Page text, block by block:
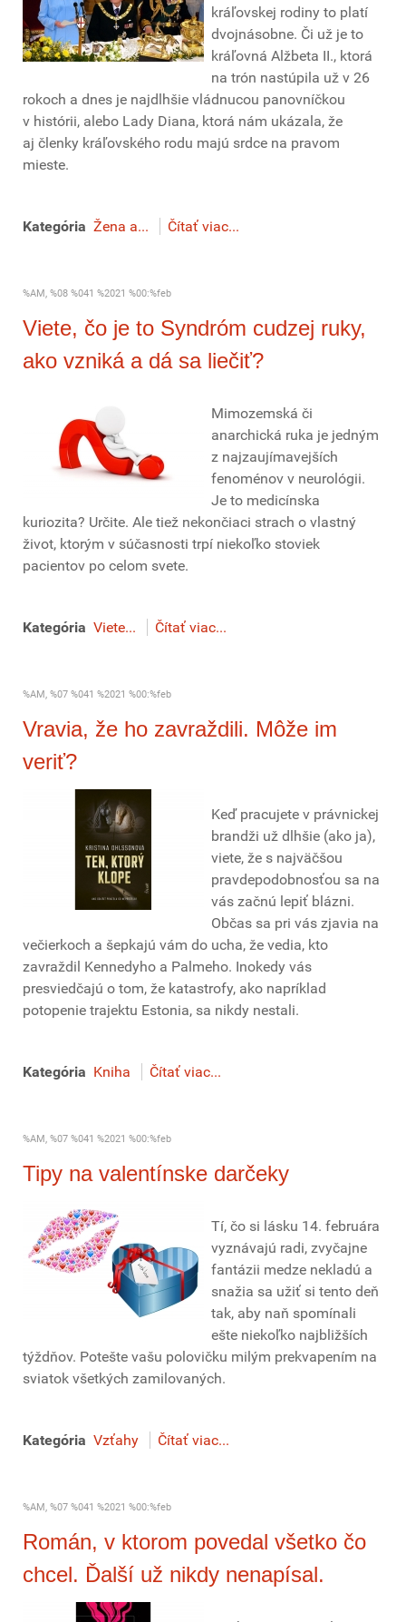
kráľovskej rodiny to platí
dvojnásobne. Či už je to
kráľovná Alžbeta II., ktorá
na trón nastúpila už v 26
rokoch a dnes je najdlhšie vládnucou panovníčkou
v histórii, alebo Lady Diana, ktorá nám ukázala, že
aj členky kráľovského rodu majú srdce na pravom
mieste.
Kategória Žena a... Čítať viac...
%AM, %08 %041 %2021 %00:%feb
Viete, čo je to Syndróm cudzej ruky,
ako vzniká a dá sa liečiť?
Mimozemská či
anarchická ruka je jedným
z najzaujímavejších
fenoménov v neurológii.
Je to medicínska
kuriozita? Určite. Ale tiež nekončiaci strach o vlastný
život, ktorým v súčasnosti trpí niekoľko stoviek
pacientov po celom svete.
Kategória Viete... Čítať viac...
%AM, %07 %041 %2021 %00:%feb
Vravia, že ho zavraždili. Môže im
veriť?
Keď pracujete v právnickej
brandži už dlhšie (ako ja),
viete, že s najväčšou
pravdepodobnosťou sa na
vás začnú lepiť blázni.
Občas sa pri vás zjavia na
večierkoch a šepkajú vám do ucha, že vedia, kto
zavraždil Kennedyho a Palmeho. Inokedy vás
presviedčajú o tom, že katastrofy, ako napríklad
potopenie trajektu Estonia, sa nikdy nestali.
Kategória Kniha Čítať viac...
%AM, %07 %041 %2021 %00:%feb
Tipy na valentínske darčeky
Tí, čo si lásku 14. februára
vyznávajú radi, zvyčajne
fantázii medze nekladú a
snažia sa užiť si tento deň
tak, aby naň spomínali
ešte niekoľko najbližších
týždňov. Potešte vašu polovičku milým prekvapením na
sviatok všetkých zamilovaných.
Kategória Vzťahy Čítať viac...
%AM, %07 %041 %2021 %00:%feb
Román, v ktorom povedal všetko čo
chcel. Ďalší už nikdy nenapísal.